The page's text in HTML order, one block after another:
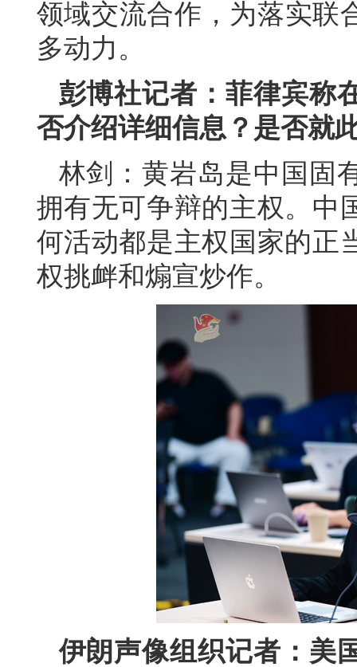
领域交流合作，为落实联
多动力。
彭博社记者：菲律宾称
否介绍详细信息？是否就
林剑：黄岩岛是中国固
拥有无可争辩的主权。中
何活动都是主权国家的正
权挑衅和煽宣炒作。
伊朗声像组织记者：美